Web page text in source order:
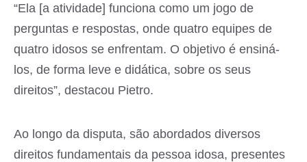
“Ela [a atividade] funciona como um jogo de
perguntas e respostas, onde quatro equipes de
quatro idosos se enfrentam. O objetivo é ensiná-
los, de forma leve e didática, sobre os seus
direitos”, destacou Pietro.
Ao longo da disputa, são abordados diversos
direitos fundamentais da pessoa idosa, presentes